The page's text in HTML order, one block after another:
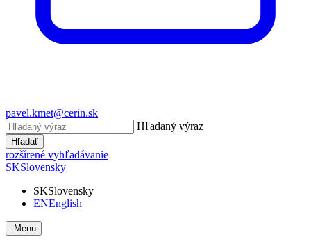
pavel.kmet@cerin.sk
Hľadaný výraz
Hľadať
rozšírené vyhľadávanie
SKSlovensky
SKSlovensky
ENEnglish
Menu